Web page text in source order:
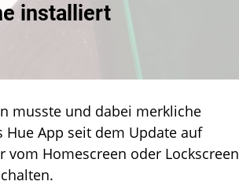
installiert
musste und dabei merkliche
App seit dem Update auf
Homescreen oder Lockscreen